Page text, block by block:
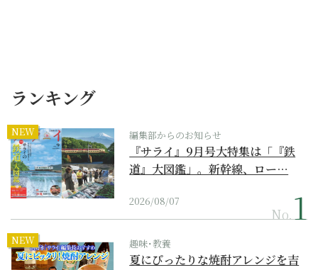
ランキング
NEW 編集部からのお知らせ
『サライ』9月号大特集は「『鉄
道』大図鑑」。新幹線、ロー…
2026/08/07
No.
NEW 趣味･教養
夏にぴったりな焼酎アレンジを吉